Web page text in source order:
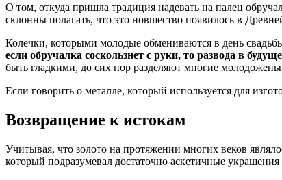
О том, откуда пришла традиция надевать на палец
склонны полагать, что это новшество появилось в
Колечки, которыми молодые обмениваются в день
если обручалка соскользнет с руки, то развода в
быть гладкими, до сих пор разделяют многие
Если говорить о металле, который используется для
Возвращение к истокам
Учитывая, что золото на протяжении многих веков
который подразумевал достаточно аскетичные